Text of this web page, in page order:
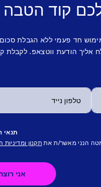
קוד הטבה
חד פעמי ללא הגבלת
הודעת ווטצאפ. לקבלת
תנאי
הנני מאשר/ת את תקנון ומדיניות